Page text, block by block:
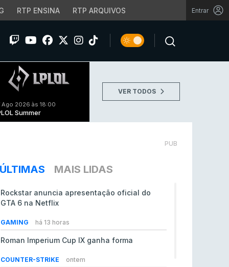
RTP ENSINA RTP ARQUIVOS Entrar
Ago 2026 às 18:00
Summer
VER TODOS
PUB
ÚLTIMAS MAIS LIDAS
Rockstar anuncia apresentação oficial do
GTA 6 na Netflix
GAMING há 13 horas
Roman Imperium Cup IX ganha forma
COUNTER-STRIKE ontem